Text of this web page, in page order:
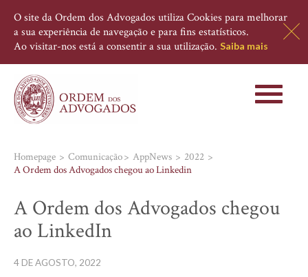
O site da Ordem dos Advogados utiliza Cookies para melhorar
a sua experiência de navegação e para fins estatísticos.
Ao visitar-nos está a consentir a sua utilização. Saiba mais
Toggle
Homepage Comunicação AppNews
2022
A Ordem dos Advogados chegou ao Linkedin
A Ordem dos Advogados chegou
ao LinkedIn
4 DE AGOSTO, 2022